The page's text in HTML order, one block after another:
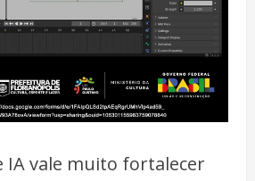
IA vale muito fortalecer